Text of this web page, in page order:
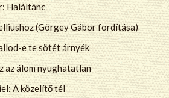
Haláltánc
(Görgey Gábor fordítása)
e te sötét árnyék
az álom nyughatatlan
A közelítő tél